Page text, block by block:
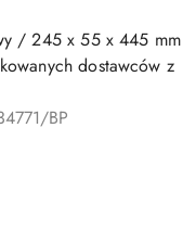
/ 245 x 55 x 445 mm
dostawców z
BP